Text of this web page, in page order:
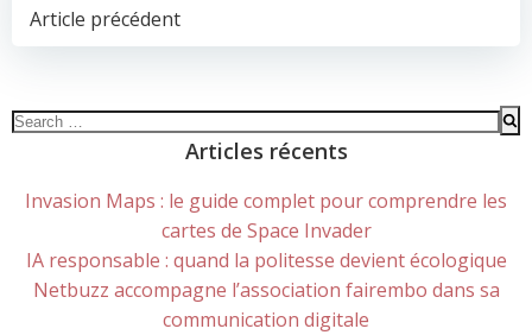
POST
Article précédent
Search
Articles récents
Invasion Maps : le guide complet pour comprendre les
cartes de Space Invader
IA responsable : quand la politesse devient écologique
Netbuzz accompagne l’association fairembo dans sa
communication digitale